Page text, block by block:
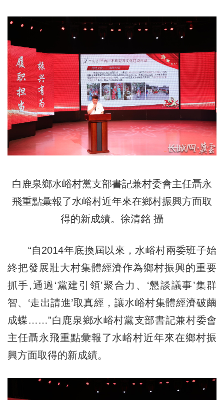
白鹿泉鄉水峪村黨支部書記兼村委會主任聶永
飛重點彙報了水峪村近年來在鄉村振興方面取
得的新成績。徐清銘 攝
“自2014年底換屆以來，水峪村兩委班子始
終把發展壯大村集體經濟作為鄉村振興的重要
抓手,通過‘黨建引領’聚合力、‘懇談議事’集群
智、‘走出請進’取真經，讓水峪村集體經濟破繭
成蝶……”白鹿泉鄉水峪村黨支部書記兼村委會
主任聶永飛重點彙報了水峪村近年來在鄉村振
興方面取得的新成績。